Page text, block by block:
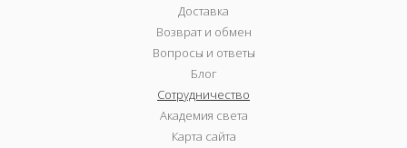
Доставка
Возврат и обмен
Вопросы и ответы
Блог
Сотрудничество
Академия света
Карта сайта